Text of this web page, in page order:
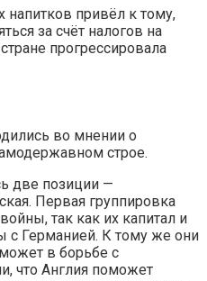
напитков привёл к тому,
за счёт налогов на
прогрессировала
во мнении о
строе.
две позиции —
Первая группировка
так как их капитал и
с Германией. К тому же они
в борьбе с
что Англия поможет